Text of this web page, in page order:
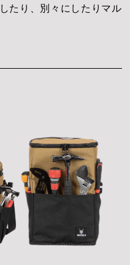
たり、別々にしたりマル
請求